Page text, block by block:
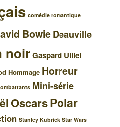
comédie romantique
BowieDeauville
noirGaspard Ulliel
Hommage Horreur
Mini-série
OscarsPolar
Stanley Kubrick Star Wars